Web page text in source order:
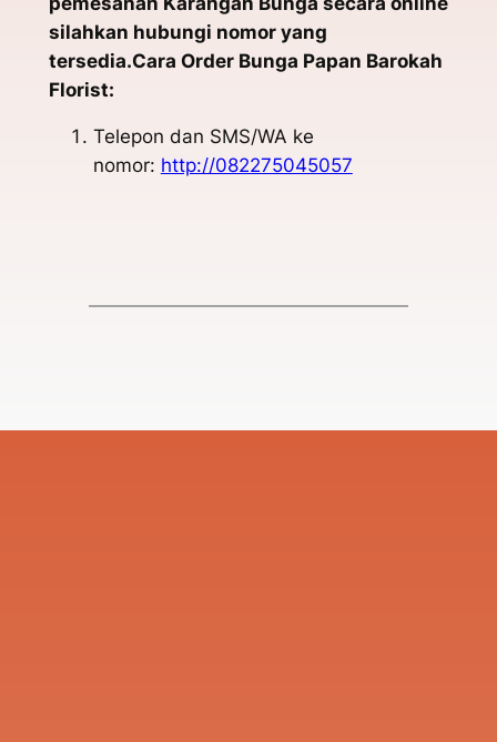
silahkan hubungi nomor yang
tersedia.Cara Order Bunga Papan Barokah
Florist:
Telepon dan SMS/WA ke
nomor: http://082275045057